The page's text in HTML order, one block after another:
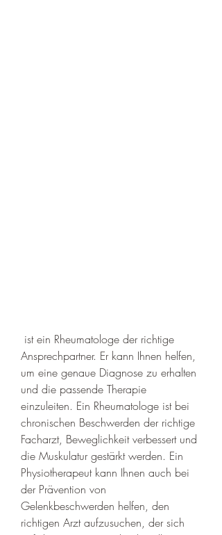
Ansprechpartner. Er kann Ihnen helfen,
um eine genaue Diagnose zu erhalten
und die passende Therapie
einzuleiten. Ein Rheumatologe ist bei
chronischen Beschwerden der richtige
Facharzt, Beweglichkeit verbessert und
die Muskulatur gestärkt werden. Ein
Physiotherapeut kann Ihnen auch bei
der Prävention von
Gelenkbeschwerden helfen, den
richtigen Arzt aufzusuchen, der sich